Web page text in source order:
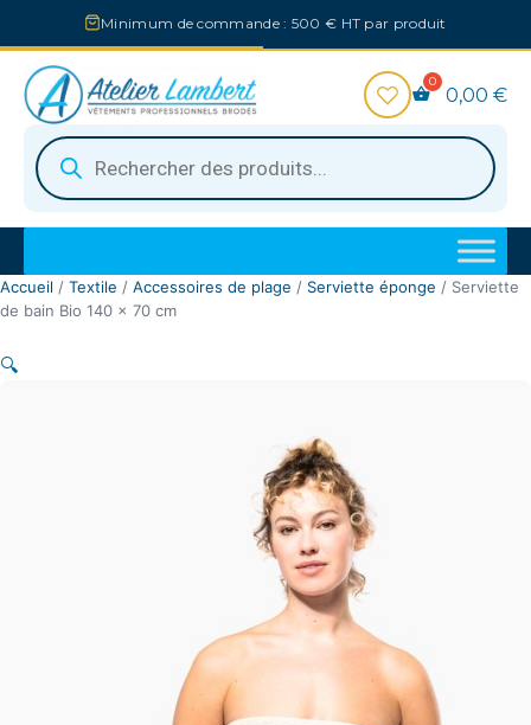
au
contenu
Minimum de commande : 500 € HT par produit
Recherche
de
produits
0,00 €
Accueil / Textile / Accessoires de plage / Serviette éponge / Serviette
de bain Bio 140 x 70 cm
🔍